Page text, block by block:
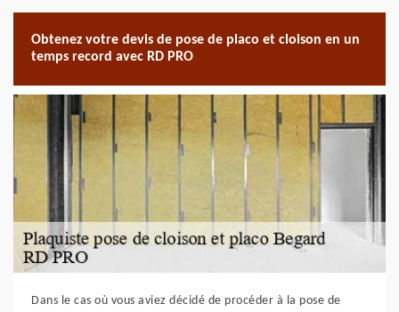
Obtenez votre devis de pose de placo et cloison en un
temps record avec RD PRO
Dans le cas où vous aviez décidé de procéder à la pose de